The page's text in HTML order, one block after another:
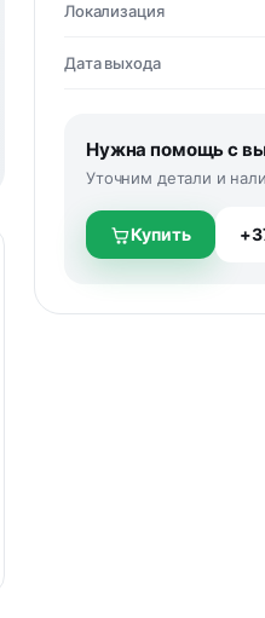
Локализация
Дата выхода
Нужна помощь с
Уточним детали и
Купить